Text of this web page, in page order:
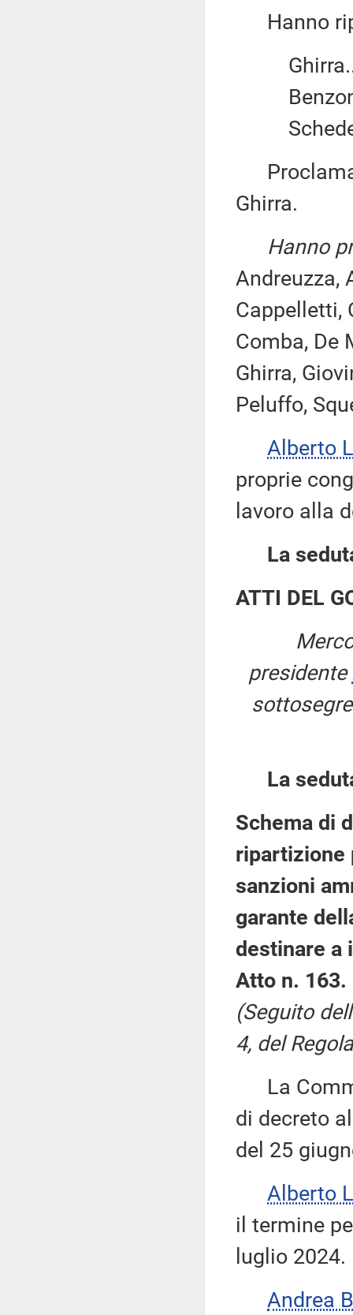
Hanno
Schede
Proclama
Ghirra.
Hanno
Andreuzza,
Cappelletti,
Comba, De
Ghirra,
Peluffo,
Alberto
proprie
lavoro alla
La
ATTI DEL
presidente
La
Schema di
ripartizione
sanzioni
garante
destinare a
Atto n. 163.
(Seguito
4, del
La
di decreto
del 25
Alberto
il termine
luglio 2024.
Andrea